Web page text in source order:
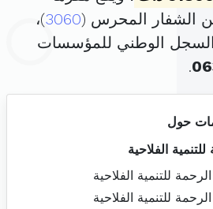
الشفار المحرس (3060)،
الوطني للمؤسسات
.
حول
الفلاحية
للتنمية الفلاحية
للتنمية الفلاحية